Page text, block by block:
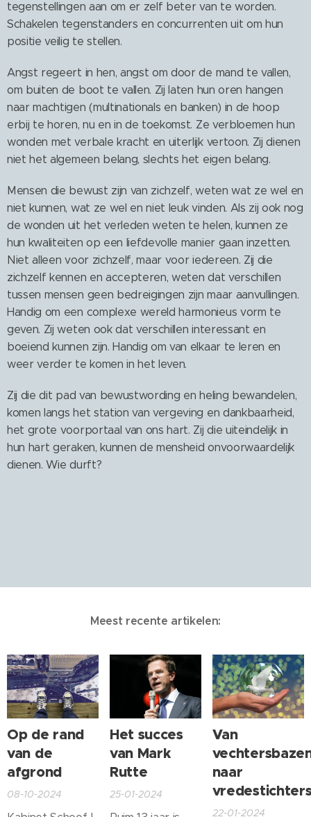
tegenstellingen aan om er zelf beter van te worden.
Schakelen tegenstanders en concurrenten uit om hun
positie veilig te stellen.
Angst regeert in hen, angst om door de mand te vallen,
om buiten de boot te vallen. Zij laten hun oren hangen
naar machtigen (multinationals en banken) in de hoop
erbij te horen, nu en in de toekomst. Ze verbloemen hun
wonden met verbale kracht en uiterlijk vertoon. Zij dienen
niet het algemeen belang, slechts het eigen belang.
Mensen die bewust zijn van zichzelf, weten wat ze wel en
niet kunnen, wat ze wel en niet leuk vinden. Als zij ook nog
de wonden uit het verleden weten te helen, kunnen ze
hun kwaliteiten op een liefdevolle manier gaan inzetten.
Niet alleen voor zichzelf, maar voor iedereen. Zij die
zichzelf kennen en accepteren, weten dat verschillen
tussen mensen geen bedreigingen zijn maar aanvullingen.
Handig om een complexe wereld harmonieus vorm te
geven. Zij weten ook dat verschillen interessant en
boeiend kunnen zijn. Handig om van elkaar te leren en
weer verder te komen in het leven.
Zij die dit pad van bewustwording en heling bewandelen,
komen langs het station van vergeving en dankbaarheid,
het grote voorportaal van ons hart. Zij die uiteindelijk in
hun hart geraken, kunnen de mensheid onvoorwaardelijk
dienen. Wie durft?
Meest recente artikelen:
Op de rand
van de
afgrond
08-10-2024
Het succes
van Mark
Rutte
25-01-2024
Van
naar
22-01-2024